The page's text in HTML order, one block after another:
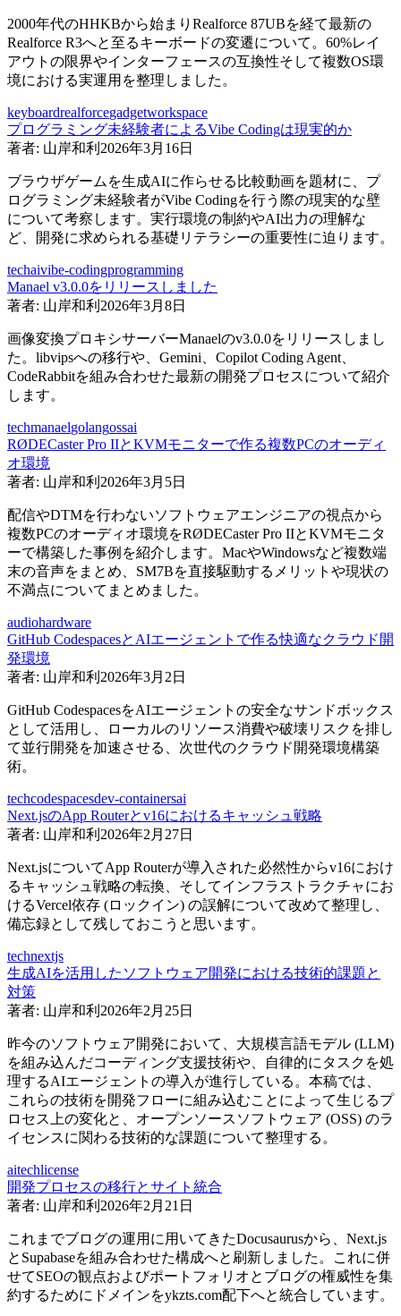
2000年代のHHKBから始まりRealforce 87UBを経て最新の
Realforce R3へと至るキーボードの変遷について。60%レイ
アウトの限界やインターフェースの互換性そして複数OS環
境における実運用を整理しました。
keyboardrealforcegadgetworkspace
プログラミング未経験者によるVibe Codingは現実的か
著者: 山岸和利 2026年3月16日
ブラウザゲームを生成AIに作らせる比較動画を題材に、プ
ログラミング未経験者がVibe Codingを行う際の現実的な壁
について考察します。実行環境の制約やAI出力の理解な
ど、開発に求められる基礎リテラシーの重要性に迫ります。
techaivibe-codingprogramming
Manael v3.0.0をリリースしました
著者: 山岸和利 2026年3月8日
画像変換プロキシサーバーManaelのv3.0.0をリリースしまし
た。libvipsへの移行や、Gemini、Copilot Coding Agent、
CodeRabbitを組み合わせた最新の開発プロセスについて紹介
します。
techmanaelgolangossai
RØDECaster Pro IIとKVMモニターで作る複数PCのオーディ
オ環境
著者: 山岸和利 2026年3月5日
配信やDTMを行わないソフトウェアエンジニアの視点から
複数PCのオーディオ環境をRØDECaster Pro IIとKVMモニタ
ーで構築した事例を紹介します。MacやWindowsなど複数端
末の音声をまとめ、SM7Bを直接駆動するメリットや現状の
不満点についてまとめました。
audiohardware
GitHub CodespacesとAIエージェントで作る快適なクラウド開
発環境
著者: 山岸和利 2026年3月2日
GitHub CodespacesをAIエージェントの安全なサンドボックス
として活用し、ローカルのリソース消費や破壊リスクを排し
て並行開発を加速させる、次世代のクラウド開発環境構築
術。
techcodespacesdev-containersai
Next.jsのApp Routerとv16におけるキャッシュ戦略
著者: 山岸和利 2026年2月27日
Next.jsについてApp Routerが導入された必然性からv16におけ
るキャッシュ戦略の転換、そしてインフラストラクチャにお
けるVercel依存 (ロックイン) の誤解について改めて整理し、
備忘録として残しておこうと思います。
technextjs
生成AIを活用したソフトウェア開発における技術的課題と
対策
著者: 山岸和利 2026年2月25日
昨今のソフトウェア開発において、大規模言語モデル (LLM)
を組み込んだコーディング支援技術や、自律的にタスクを処
理するAIエージェントの導入が進行している。本稿では、
これらの技術を開発フローに組み込むことによって生じるプ
ロセス上の変化と、オープンソースソフトウェア (OSS) のラ
イセンスに関わる技術的な課題について整理する。
aitechlicense
開発プロセスの移行とサイト統合
著者: 山岸和利 2026年2月21日
これまでブログの運用に用いてきたDocusaurusから、Next.js
とSupabaseを組み合わせた構成へと刷新しました。これに併
せてSEOの観点およびポートフォリオとブログの権威性を集
約するためにドメインをykzts.com配下へと統合しています。